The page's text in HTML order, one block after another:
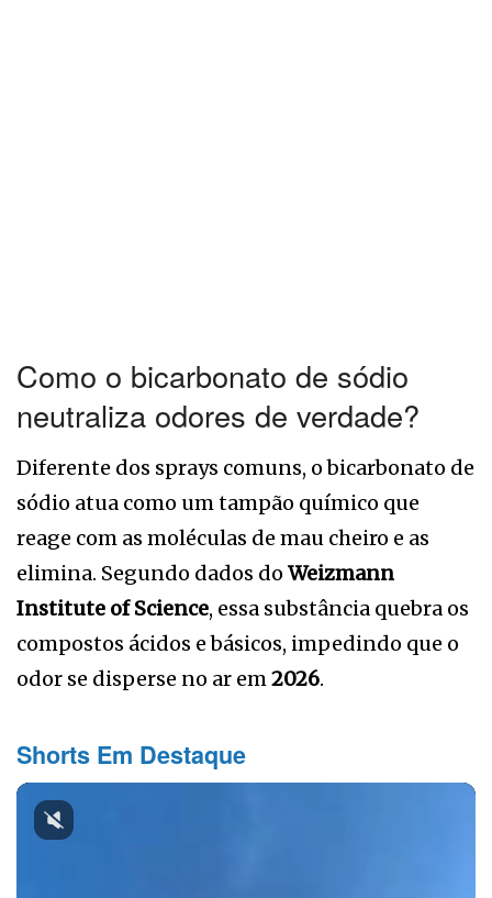
Como o bicarbonato de sódio
neutraliza odores de verdade?
Diferente dos sprays comuns, o bicarbonato de
sódio atua como um tampão químico que
reage com as moléculas de mau cheiro e as
elimina. Segundo dados do Weizmann
Institute of Science, essa substância quebra os
compostos ácidos e básicos, impedindo que o
odor se disperse no ar em2026.
Shorts Em Destaque